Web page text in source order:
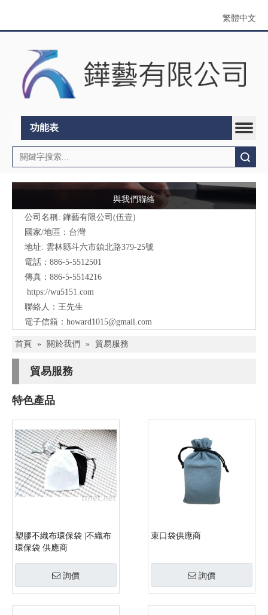
繁體中文
功能表
與我們聯絡
公司名稱: 鏵藝有限公司(伍壹)
國家/地區：台灣
地址: 雲林縣斗六市鎮北路379-25號
電話：886-5-5512501
傳真：886-5-5514216
https://wu5151.com
聯絡人：王先生
電子信箱： howard1015@gmail.com
首頁 » 關於我們 » 貿易服務
貿易服務
特色產品
塑膠不織布環保袋 |不織布
環保袋 供應商
詢價
束口袋供應商
詢價